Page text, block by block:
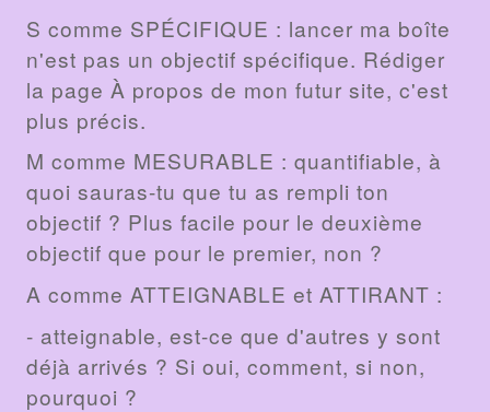
S comme SPÉCIFIQUE : lancer ma boîte
n'est pas un objectif spécifique. Rédiger
la page À propos de mon futur site, c'est
plus précis.
M comme MESURABLE : quantifiable, à
quoi sauras-tu que tu as rempli ton
objectif ? Plus facile pour le deuxième
objectif que pour le premier, non ?
A comme ATTEIGNABLE et ATTIRANT :
- atteignable, est-ce que d'autres y sont
déjà arrivés ? Si oui, comment, si non,
pourquoi ?